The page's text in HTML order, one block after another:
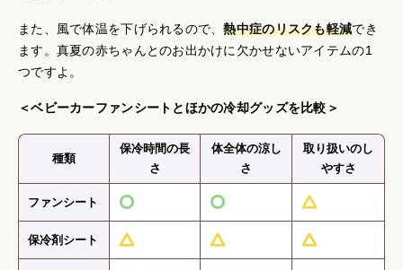
また、風で体温を下げられるので、熱中症のリスクも軽減でき
ます。真夏の赤ちゃんとのお出かけに欠かせないアイテムの1
つですよ。
＜ベビーカーファンシートとほかの冷却グッズを比較＞
種類
保冷時間の長
さ
体全体の涼し
さ
取り扱いのし
やすさ
ファンシート
保冷剤シート